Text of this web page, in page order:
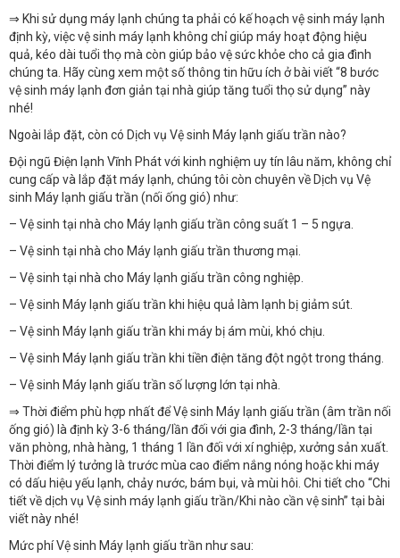
⇒ Khi sử dụng máy lạnh chúng ta phải có kế hoạch vệ sinh máy lạnh
định kỳ, việc vệ sinh máy lạnh không chỉ giúp máy hoạt động hiệu
quả, kéo dài tuổi thọ mà còn giúp bảo vệ sức khỏe cho cả gia đình
chúng ta. Hãy cùng xem một số thông tin hữu ích ở bài viết “8 bước
vệ sinh máy lạnh đơn giản tại nhà giúp tăng tuổi thọ sử dụng” này
nhé!
Ngoài lắp đặt, còn có Dịch vụ Vệ sinh Máy lạnh giấu trần nào?
Đội ngũ Điện lạnh Vĩnh Phát với kinh nghiệm uy tín lâu năm, không chỉ
cung cấp và lắp đặt máy lạnh, chúng tôi còn chuyên về Dịch vụ Vệ
sinh Máy lạnh giấu trần (nối ống gió) như:
– Vệ sinh tại nhà cho Máy lạnh giấu trần công suất 1 – 5 ngựa.
– Vệ sinh tại nhà cho Máy lạnh giấu trần thương mại.
– Vệ sinh tại nhà cho Máy lạnh giấu trần công nghiệp.
– Vệ sinh Máy lạnh giấu trần khi hiệu quả làm lạnh bị giảm sút.
– Vệ sinh Máy lạnh giấu trần khi máy bị ám mùi, khó chịu.
– Vệ sinh Máy lạnh giấu trần khi tiền điện tăng đột ngột trong tháng.
– Vệ sinh Máy lạnh giấu trần số lượng lớn tại nhà.
⇒ Thời điểm phù hợp nhất để Vệ sinh Máy lạnh giấu trần (âm trần nối
ống gió) là định kỳ 3-6 tháng/lần đối với gia đình, 2-3 tháng/lần tại
văn phòng, nhà hàng, 1 tháng 1 lần đối với xí nghiệp, xưởng sản xuất.
Thời điểm lý tưởng là trước mùa cao điểm nắng nóng hoặc khi máy
có dấu hiệu yếu lạnh, chảy nước, bám bụi, và mùi hôi. Chi tiết cho “Chi
tiết về dịch vụ Vệ sinh máy lạnh giấu trần/Khi nào cần vệ sinh” tại bài
viết này nhé!
Mức phí Vệ sinh Máy lạnh giấu trần như sau: